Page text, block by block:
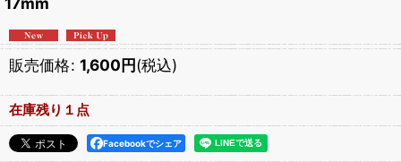
販売価格: 1,600円(税込)
在庫残り１点
Facebookでシェア